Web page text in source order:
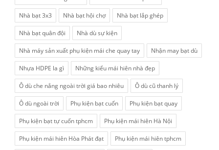
Nhà bạt 3x3 Nhà bạt hội chợ Nhà bạt lắp ghép
Nhà bạt quân đội Nhà dù sự kiện
Nhà máy sản xuất phụ kiện mái che quay tay Nhận may bạt dù
Nhựa HDPE la gì Những kiểu mái hiên nhà đẹp
Ô dù che nắng ngoài trời giá bao nhiêu Ô dù cũ thanh lý
Ô dù ngoài trời Phụ kiện bạt cuốn Phụ kiện bạt quay
Phụ kiện bạt tự cuốn tphcm Phụ kiện mái hiên Hà Nội
Phụ kiện mái hiên Hòa Phát đạt Phụ kiện mái hiên tphcm